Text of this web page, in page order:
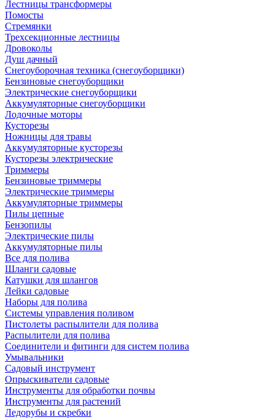
Лестницы трансформеры
Помосты
Стремянки
Трехсекционные лестницы
Дровоколы
Душ дачный
Снегоуборочная техника (снегоуборщики)
Бензиновые снегоуборщики
Электрические снегоуборщики
Аккумуляторные снегоуборщики
Лодочные моторы
Кусторезы
Ножницы для травы
Аккумуляторные кусторезы
Кусторезы электрические
Триммеры
Бензиновые триммеры
Электрические триммеры
Аккумуляторные триммеры
Пилы цепные
Бензопилы
Электрические пилы
Аккумуляторные пилы
Все для полива
Шланги садовые
Катушки для шлангов
Лейки садовые
Наборы для полива
Системы управления поливом
Пистолеты распылители для полива
Распылители для полива
Соединители и фитинги для систем полива
Умывальники
Садовый инструмент
Опрыскиватели садовые
Инструменты для обработки почвы
Инструменты для растений
Ледорубы и скребки